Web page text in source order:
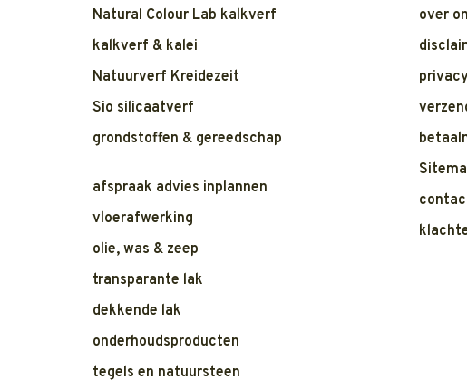
Natural Colour Lab kalkverf
kalkverf & kalei
Natuurverf Kreidezeit
Sio silicaatverf
grondstoffen & gereedschap
afspraak advies inplannen
vloerafwerking
olie, was & zeep
transparante lak
dekkende lak
onderhoudsproducten
tegels en natuursteen
over